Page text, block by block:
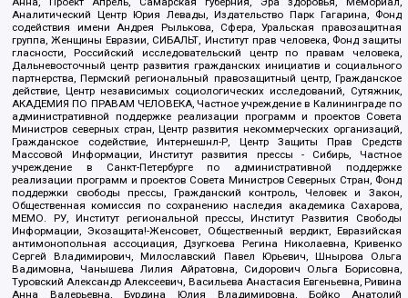
Аналитический Центр Юрия Левады, Издательство Парк Гагарина, Фонд
содействия имени Андрея Рылькова, Сфера, Уральская правозащитная
группа, Женщины Евразии, СИБАЛЬТ, Институт прав человека, Фонд защиты
гласности, Российский исследовательский центр по правам человека,
Дальневосточный центр развития гражданских инициатив и социального
партнерства, Пермский региональный правозащитный центр, Гражданское
действие, Центр независимых социологических исследований, Сутяжник,
АКАДЕМИЯ ПО ПРАВАМ ЧЕЛОВЕКА, Частное учреждение в Калининграде по
административной поддержке реализации программ и проектов Совета
Министров северных стран, Центр развития некоммерческих организаций,
Гражданское содействие, Интернешнл-Р, Центр Защиты Прав Средств
Массовой Информации, Институт развития прессы - Сибирь, Частное
учреждение в Санкт-Петербурге по административной поддержке
реализации программ и проектов Совета Министров Северных Стран, Фонд
поддержки свободы прессы, Гражданский контроль, Человек и Закон,
Общественная комиссия по сохранению наследия академика Сахарова,
МЕМО. РУ, Институт региональной прессы, Институт Развития Свободы
Информации, Экозащита!-Женсовет, Общественный вердикт, Евразийская
антимонопольная ассоциация, Дзугкоева Регина Николаевна, Кривенко
Сергей Владимирович, Милославский Павел Юрьевич, Шнырова Ольга
Вадимовна, Чанышева Лилия Айратовна, Сидорович Ольга Борисовна,
Туровский Александр Алексеевич, Васильева Анастасия Евгеньевна, Ривина
Анна Валерьевна, Бурдина Юлия Владимировна, Бойко Анатолий